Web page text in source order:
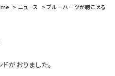
ニュース ブルーハーツが聴こえる
がおりました。